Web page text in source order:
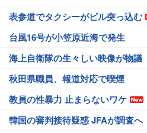
表参道でタクシーがビル突っ込む
台風16号が小笠原近海で発生
海上自衛隊の生々しい映像が物議
秋田県職員、報道対応で喫煙
教員の性暴力 止まらないワケ
韓国の審判接待疑惑 JFAが調査へ